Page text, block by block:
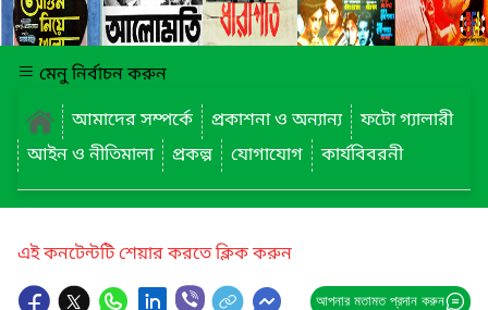
মেনু নির্বাচন করুন
আমাদের সম্পর্কে
প্রকাশনা ও অন্যান্য
ফটো গ্যালারী
আইন ও নীতিমালা
প্রকল্প যোগাযোগ কার্যবিবরনী
এই কনটেন্টটি শেয়ার করতে ক্লিক করুন
আপনার মতামত প্রদান করুন